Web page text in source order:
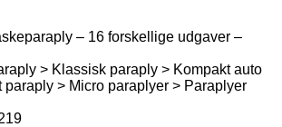
– 16 forskellige udgaver –
> Klassisk paraply > Kompakt auto
paraply > Micro paraplyer > Paraplyer